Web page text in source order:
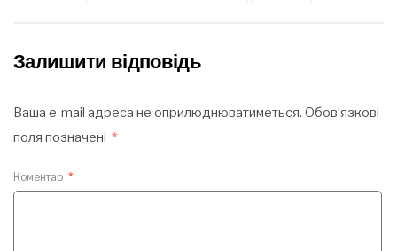
Залишити відповідь
Ваша e-mail адреса не оприлюднюватиметься. Обов’язкові
поля позначені *
Коментар *